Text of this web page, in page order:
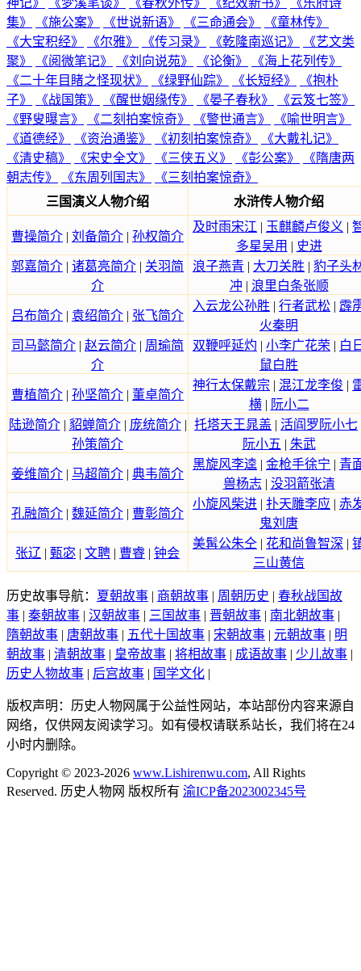
神记》
《梦溪笔谈》 《春秋外传》 《纪效新书》
《乐府诗
集》
《施公案》 《世说新语》 《三命通会》
《童林传》
《大宝积经》
《尔雅》 《传习录》 《乾隆南巡记》
《艺文类
聚》
《阅微笔记》 《刘向说苑》 《论衡》
《海上花列传》
《二十年目睹之怪现状》
《绿野仙踪》 《长短经》
《抱朴
子》
《战国策》 《醒世姻缘传》 《晏子春秋》
《云笈七签》
《野叟曝言》
《二刻拍案惊奇》 《警世通言》
《喻世明言》
《道德经》
《资治通鉴》 《初刻拍案惊奇》
《大戴礼记》
《清史稿》
《宋史全文》 《三侠五义》 《彭公案》
《隋唐两
朝志传》
《东周列国志》
《三刻拍案惊奇》
三国演义人物介绍
水浒传人物介绍
曹操简介 | 刘备简介 | 孙权简介
及时雨宋江 | 玉麒麟卢俊义 |
多星吴用 | 史进
郭嘉简介 | 诸葛亮简介 | 关羽简
介
浪子燕青 | 大刀关胜 | 豹子头
冲 | 浪里白条张顺
吕布简介 | 袁绍简介 | 张飞简介
入云龙公孙胜 | 行者武松 | 霹
火秦明
司马懿简介 | 赵云简介 | 周瑜简
介
双鞭呼延灼 | 小李广花荣 | 白
鼠白胜
曹植简介 | 孙坚简介 | 董卓简介
神行太保戴宗 | 混江龙李俊 |
横| 阮小二
陆逊简介| 貂蝉简介| 庞统简介|
孙策简介
托塔天王晁盖 | 活阎罗阮小七
阮小五 | 朱武
姜维简介 | 马超简介 | 典韦简介
黑旋风李逵 | 金枪手徐宁 | 青
兽杨志| 没羽箭张清
孔融简介 | 魏延简介 | 曹彰简介
小旋风柴进 | 扑天雕李应 | 赤
鬼刘唐
张辽 | 甄宓 | 文聘 | 曹睿 | 钟会
美髯公朱仝 | 花和尚鲁智深 |
三山黄信
历史故事导航： 夏朝故事 | 商朝故事 | 周朝历史 | 春秋战国故
事 | 秦朝故事 | 汉朝故事 | 三国故事 | 晋朝故事 | 南北朝故事 |
隋朝故事 | 唐朝故事 | 五代十国故事 | 宋朝故事 | 元朝故事 | 明
朝故事 | 清朝故事 | 皇帝故事 | 将相故事 | 成语故事 | 少儿故事 |
历史人物故事 | 后宫故事 | 国学文化 |
版权声明：历史人物网属于公益性网站，本站部份内容来源自
网络，仅供网友阅读学习。如有侵权请联系站长，我们将在24
小时内删除。
Copyright © 2023-2026 www.Lishirenwu.com, All Rights
Reserved. 历史人物网 版权所有 渝ICP备2023002345号